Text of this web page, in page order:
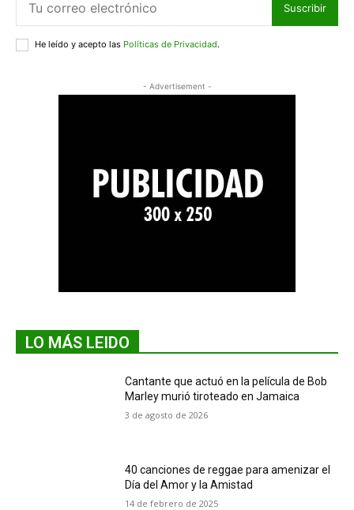
Suscribir
He leído y acepto las Políticas de Privacidad.
- Advertisement -
LO MÁS LEIDO
Cantante que actuó en la película de Bob
Marley murió tiroteado en Jamaica
3 de agosto de 2026
40 canciones de reggae para amenizar el
Día del Amor y la Amistad
14 de febrero de 2025